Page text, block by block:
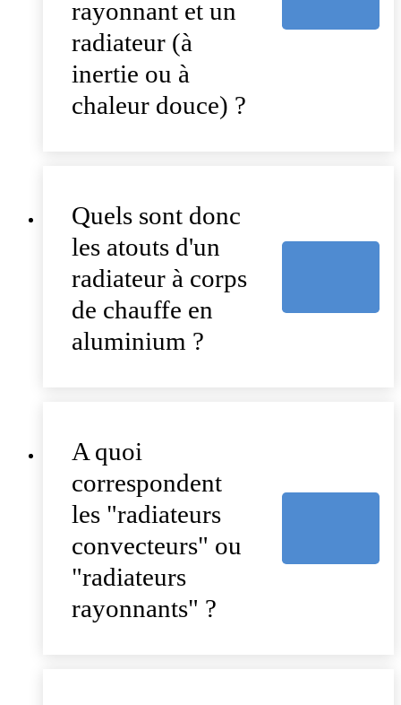
rayonnant et un
radiateur (à
inertie ou à
chaleur douce) ?
Quels sont donc
les atouts d'un
radiateur à corps
de chauffe en
aluminium ?
A quoi
correspondent
les "radiateurs
convecteurs" ou
"radiateurs
rayonnants" ?